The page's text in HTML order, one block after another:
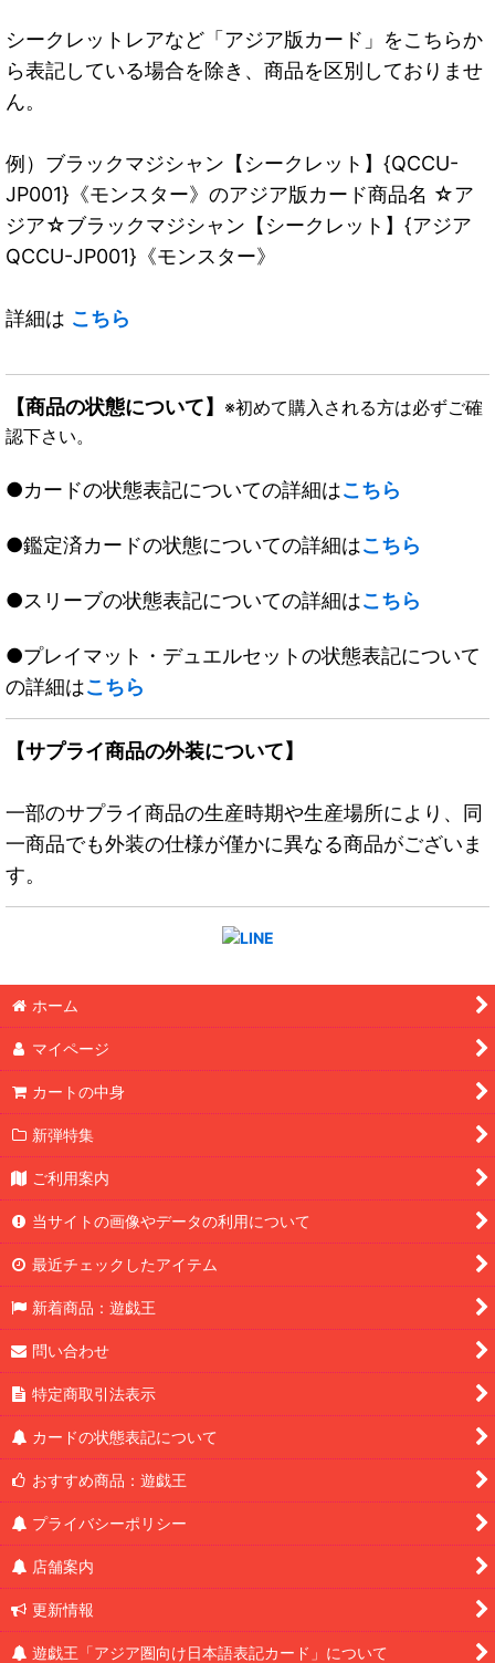
シークレットレアなど「アジア版カード」をこちらか
ら表記している場合を除き、商品を区別しておりませ
ん。
例）ブラックマジシャン【シークレット】{QCCU-
JP001}《モンスター》のアジア版カード商品名 ☆ア
ジア☆ブラックマジシャン【シークレット】{アジア
QCCU-JP001}《モンスター》
詳細は こちら
【商品の状態について】 ※初めて購入される方は必ずご確
認下さい。
●カードの状態表記についての詳細はこちら
●鑑定済カードの状態についての詳細はこちら
●スリーブの状態表記についての詳細はこちら
●プレイマット・デュエルセットの状態表記について
の詳細はこちら
【サプライ商品の外装について】
一部のサプライ商品の生産時期や生産場所により、同
一商品でも外装の仕様が僅かに異なる商品がございま
す。
ホーム
マイページ
カートの中身
新弾特集
ご利用案内
当サイトの画像やデータの利用について
最近チェックしたアイテム
新着商品：遊戯王
問い合わせ
特定商取引法表示
カードの状態表記について
おすすめ商品：遊戯王
プライバシーポリシー
店舗案内
更新情報
遊戯王「アジア圏向け日本語表記カード」について